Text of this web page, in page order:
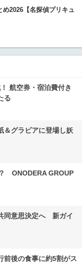
2026【名探偵プリキュ
航空券・宿泊費付き
る
＆グラビアに登場し妖
ONODERA GROUP
同意思決定へ 新ガイ
前後の食事に約5割がス